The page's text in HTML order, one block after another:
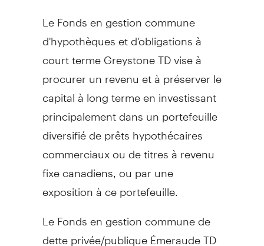
Le Fonds en gestion commune
d'hypothèques et d'obligations à
court terme Greystone TD vise à
procurer un revenu et à préserver le
capital à long terme en investissant
principalement dans un portefeuille
diversifié de prêts hypothécaires
commerciaux ou de titres à revenu
fixe canadiens, ou par une
exposition à ce portefeuille.
Le Fonds en gestion commune de
dette privée/publique Émeraude TD